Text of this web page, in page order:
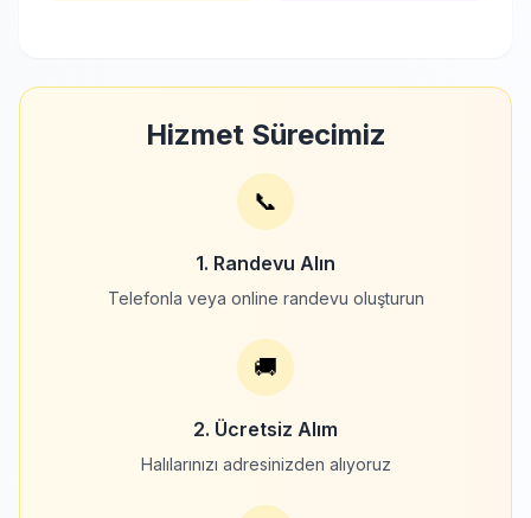
Hizmet Sürecimiz
📞
1. Randevu Alın
Telefonla veya online randevu oluşturun
🚚
2. Ücretsiz Alım
Halılarınızı adresinizden alıyoruz